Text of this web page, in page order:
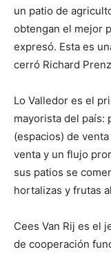
un patio de
obtengan el mejor
expresó. Esta es
cerró Richard
Lo Valledor es el
mayorista del país:
(espacios) de
venta y un flujo
sus patios se
hortalizas y frutas
Cees Van Rij es el
de cooperación